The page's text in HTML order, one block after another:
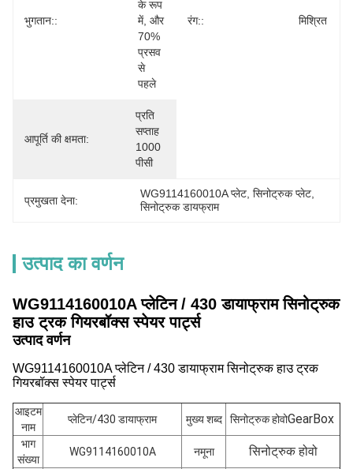
भुगतान::
के रूप
में, और
70%
प्रसव
से
पहले
रंग:: मिश्रित
आपूर्ति की क्षमता:
प्रति
सप्ताह
1000
पीसी
प्रमुखता देना:
WG9114160010A प्लेट , सिनोट्रुक प्लेट
सिनोट्रुक डायफ्राम
उत्पाद का वर्णन
WG9114160010A प्लेटिन / 430 डायाफ्राम सिनोट्रुक
हाउ ट्रक गियरबॉक्स स्पेयर पार्ट्स
उत्पाद वर्णन
WG9114160010A प्लेटिन / 430 डायाफ्राम सिनोट्रुक हाउ ट्रक
गियरबॉक्स स्पेयर पार्ट्स
आइटम
नाम
प्लेटिन/430 डायाफ्राम मुख्य शब्द सिनोट्रुक होवोGearBox
भाग
संख्या
WG9114160010A नमूना सिनोट्रुक होवो